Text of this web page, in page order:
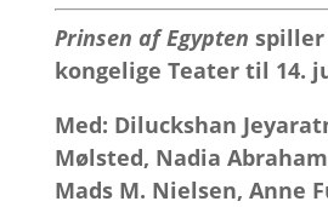
Prinsen af Egypten spiller
kongelige Teater til 14.
Med: Diluckshan
Mølsted, Nadia
Mads M. Nielsen, Anne